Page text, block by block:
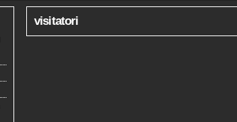
visitatori